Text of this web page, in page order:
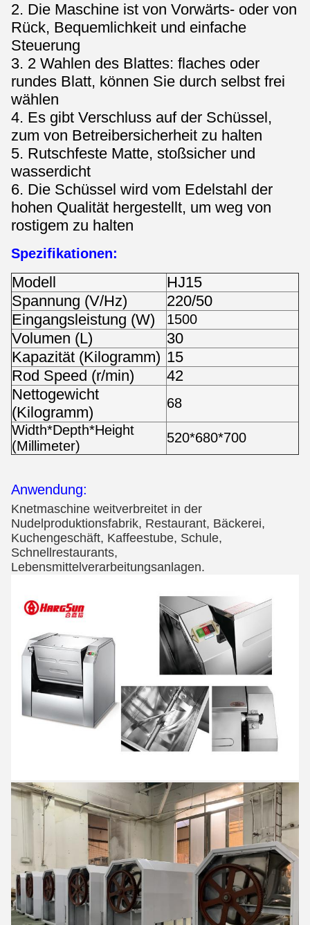
2. Die Maschine ist von Vorwärts- oder von
Rück, Bequemlichkeit und einfache
Steuerung
3. 2 Wahlen des Blattes: flaches oder
rundes Blatt, können Sie durch selbst frei
wählen
4. Es gibt Verschluss auf der Schüssel,
zum von Betreibersicherheit zu halten
5. Rutschfeste Matte, stoßsicher und
wasserdicht
6. Die Schüssel wird vom Edelstahl der
hohen Qualität hergestellt, um weg von
rostigem zu halten
Spezifikationen:
Modell
HJ15
Spannung (V/Hz)
220/50
Eingangsleistung (W)
1500
Volumen (L)
30
Kapazität (Kilogramm) 15
Rod Speed (r/min)
42
Nettogewicht
(Kilogramm)
68
Width*Depth*Height
(Millimeter)
520*680*700
Anwendung:
Knetmaschine weitverbreitet in der
Nudelproduktionsfabrik, Restaurant, Bäckerei,
Kuchengeschäft, Kaffeestube, Schule,
Schnellrestaurants,
Lebensmittelverarbeitungsanlagen.